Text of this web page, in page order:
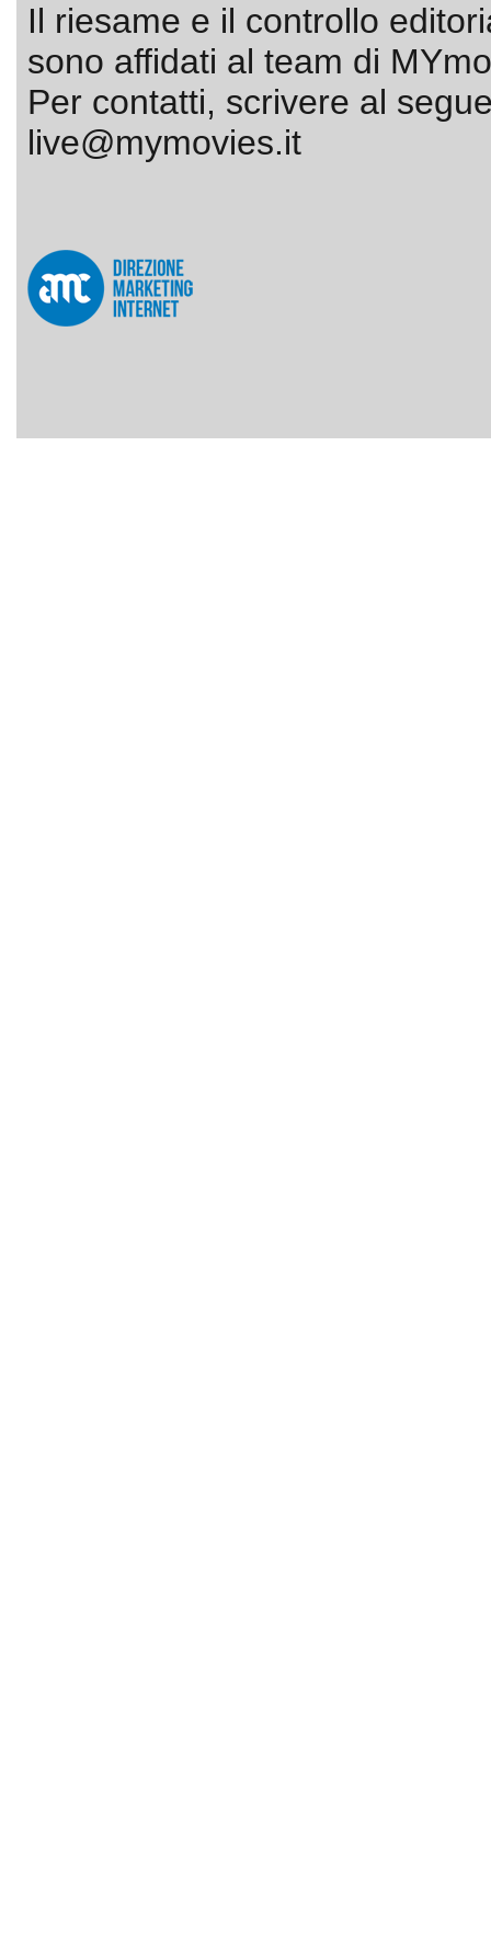
Il riesame e il controllo
sono affidati al team di
Per contatti, scrivere al
live@mymovies.it